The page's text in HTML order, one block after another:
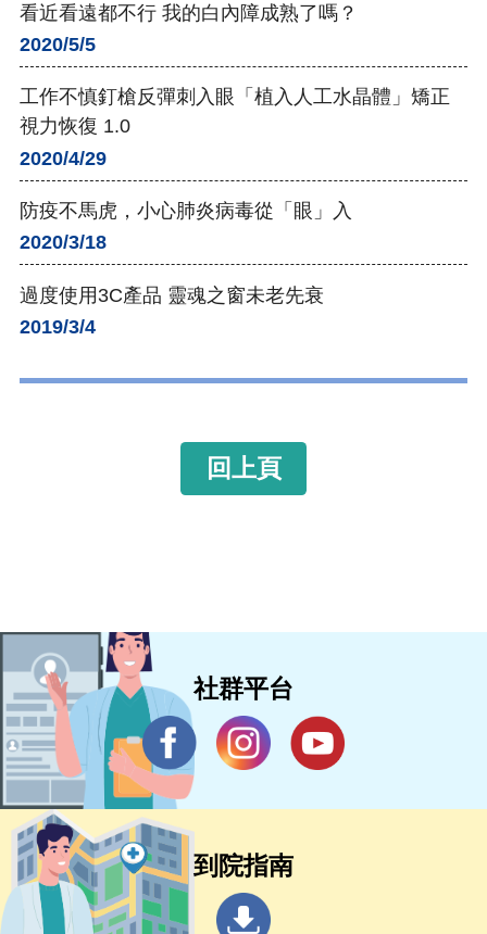
看近看遠都不行 我的白內障成熟了嗎？
2020/5/5
工作不慎釘槍反彈刺入眼「植入人工水晶體」矯正
視力恢復 1.0
2020/4/29
防疫不馬虎，小心肺炎病毒從「眼」入
2020/3/18
過度使用3C產品 靈魂之窗未老先衰
2019/3/4
回上頁
社群平台
到院指南